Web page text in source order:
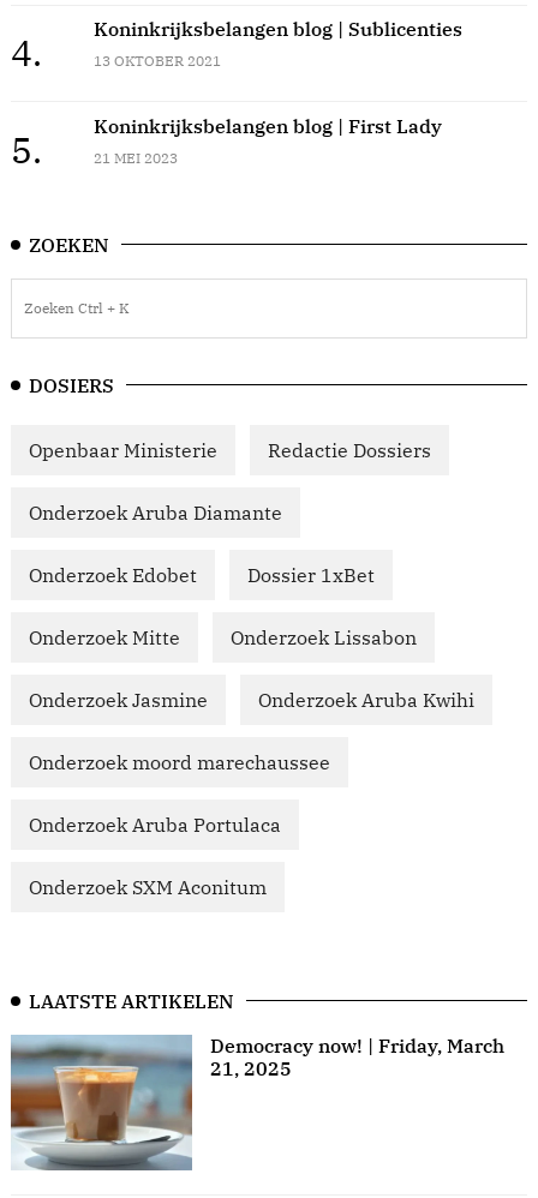
4.
Koninkrijksbelangen blog | Sublicenties
13 OKTOBER 2021
5.
Koninkrijksbelangen blog | First Lady
21 MEI 2023
ZOEKEN
DOSIERS
Openbaar Ministerie Redactie Dossiers
Onderzoek Aruba Diamante
Onderzoek Edobet Dossier 1xBet
Onderzoek Mitte Onderzoek Lissabon
Onderzoek Jasmine Onderzoek Aruba Kwihi
Onderzoek moord marechaussee
Onderzoek Aruba Portulaca
Onderzoek SXM Aconitum
LAATSTE ARTIKELEN
Democracy now! | Friday, March
21, 2025